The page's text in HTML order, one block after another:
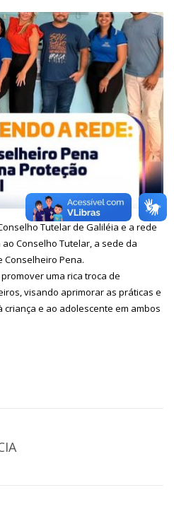
Tutelar de Galiléia e a rede
Conselho Tutelar, a sede da
Conselheiro Pena.
uma rica troca de
visando aprimorar as práticas e
e ao adolescente em ambos